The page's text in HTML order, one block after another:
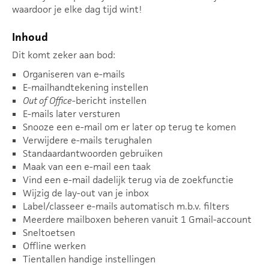
waardoor je elke dag tijd wint!
Inhoud
Dit komt zeker aan bod:
Organiseren van e-mails
E-mailhandtekening instellen
Out of Office-bericht instellen
E-mails later versturen
Snooze een e-mail om er later op terug te komen
Verwijdere e-mails terughalen
Standaardantwoorden gebruiken
Maak van een e-mail een taak
Vind een e-mail dadelijk terug via de zoekfunctie
Wijzig de lay-out van je inbox
Label/classeer e-mails automatisch m.b.v. filters
Meerdere mailboxen beheren vanuit 1 Gmail-account
Sneltoetsen
Offline werken
Tientallen handige instellingen